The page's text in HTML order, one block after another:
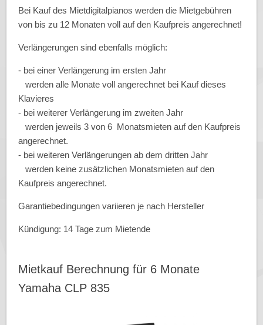
Bei Kauf des Mietdigitalpianos werden die Mietgebühren
von bis zu 12 Monaten voll auf den Kaufpreis angerechnet!
Verlängerungen sind ebenfalls möglich:
- bei einer Verlängerung im ersten Jahr
werden alle Monate voll angerechnet bei Kauf dieses
Klavieres
- bei weiterer Verlängerung im zweiten Jahr
werden jeweils 3 von 6 Monatsmieten auf den Kaufpreis
angerechnet.
- bei weiteren Verlängerungen ab dem dritten Jahr
werden keine zusätzlichen Monatsmieten auf den
Kaufpreis angerechnet.
Garantiebedingungen variieren je nach Hersteller
Kündigung: 14 Tage zum Mietende
Mietkauf Berechnung für 6 Monate
Yamaha CLP 835